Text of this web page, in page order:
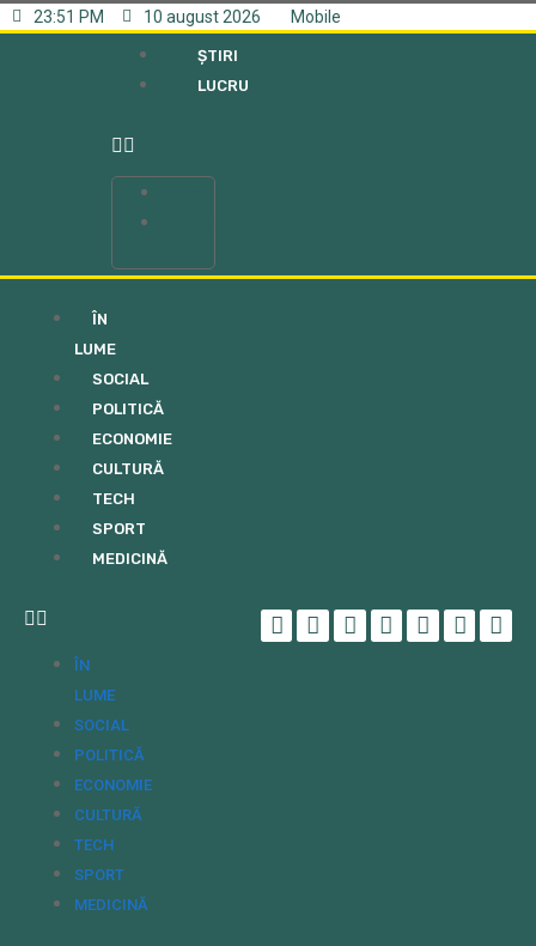
23:51 PM 10 august 2026 Mobile
ȘTIRI
LUCRU
ÎN
LUME
SOCIAL
POLITICĂ
ECONOMIE
CULTURĂ
TECH
SPORT
MEDICINĂ
ÎN
LUME
SOCIAL
POLITICĂ
ECONOMIE
CULTURĂ
TECH
SPORT
MEDICINĂ